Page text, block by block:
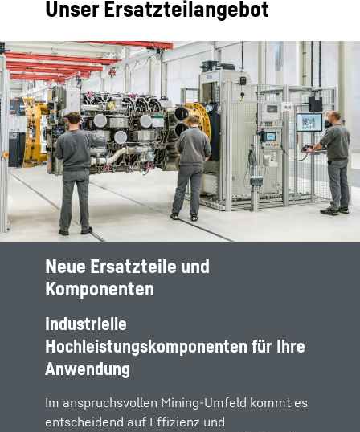
Unser Ersatzteilangebot
Neue Ersatzteile und
Komponenten
Industrielle
Hochleistungskomponenten für Ihre
Anwendung
Im anspruchsvollen Mining-Umfeld kommt es
entscheidend auf Effizienz und